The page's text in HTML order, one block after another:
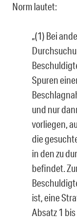
Norm lautet:
„(1) Bei
Spuren
und nur
vorliegen,
die
in den zu
befindet.
ist, eine
Absatz 1